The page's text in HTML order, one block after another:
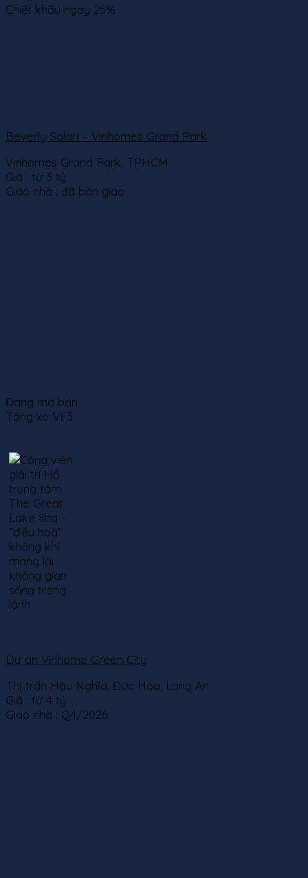
Chiết khấu ngay 25%
Beverly Solari – Vinhomes Grand Park
Vinhomes Grand Park, TPHCM
Giá : từ 3 tỷ
Giao nhà : đã bàn giao
Đang mở bán
Tặng xe VF3
Dự án Vinhome Green City
Thị trấn Hậu Nghĩa, Đức Hòa, Long An
Giá : từ 4 tỷ
Giao nhà : Q4/2026